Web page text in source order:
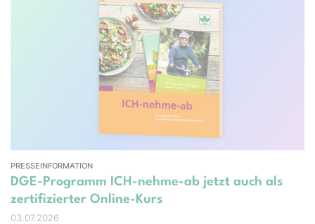
PRESSEINFORMATION
DGE-Programm ICH-nehme-ab jetzt auch als
zertifizierter Online-Kurs
03.07.2026